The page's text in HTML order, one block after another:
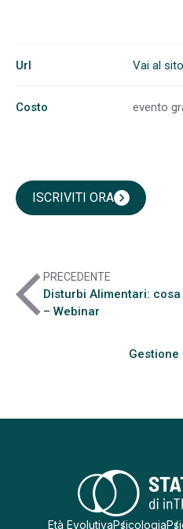
Url Vai al sito
Costo evento
ISCRIVITI ORAchevron_right
arrow_back_iosPRECEDENTE
Disturbi Alimentari:
– Webinar
Gestione
Età EvolutivaPsicologia